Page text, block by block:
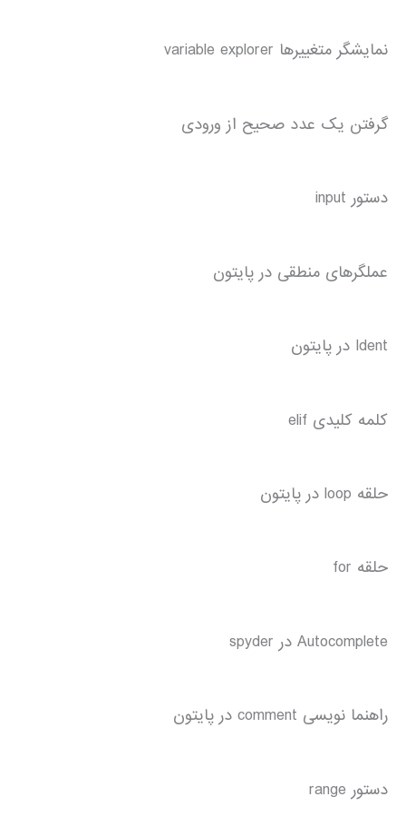
نمایشگر متغییرها variable explorer
گرفتن یک عدد صحیح از ورودی
دستور input
عملگرهای منطقی در پایتون
Ident در پایتون
کلمه کلیدی elif
حلقه loop در پایتون
حلقه for
Autocomplete در spyder
راهنما نویسی comment در پایتون
دستور range